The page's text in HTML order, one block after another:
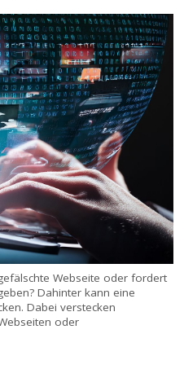
Webseite oder fordert
Dahinter kann eine
Dabei verstecken
oder